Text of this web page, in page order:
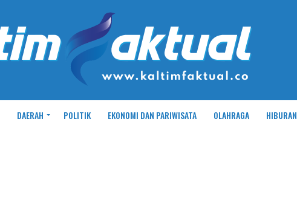
DAERAH POLITIK EKONOMI DAN PARIWISATA OLAHRAGA HIBURAN